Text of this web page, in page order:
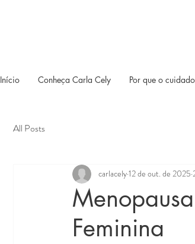
Início Conheça Carla Cely Por que o
All Posts
Feminina
carlacely12 de out. de 2025